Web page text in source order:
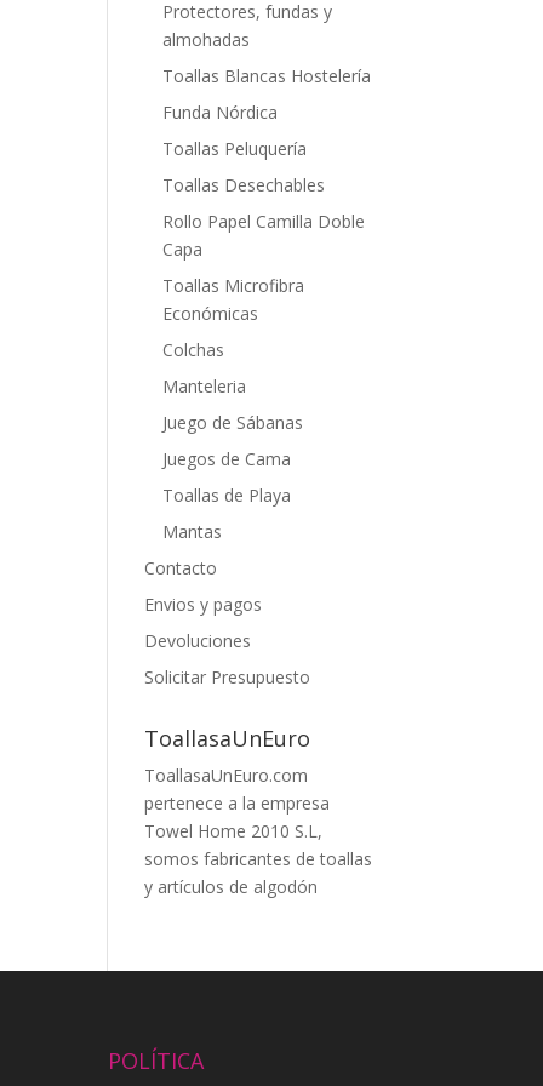
Protectores, fundas y
almohadas
Toallas Blancas Hostelería
Funda Nórdica
Toallas Peluquería
Toallas Desechables
Rollo Papel Camilla Doble
Capa
Toallas Microfibra
Económicas
Colchas
Manteleria
Juego de Sábanas
Juegos de Cama
Toallas de Playa
Mantas
Contacto
Envios y pagos
Devoluciones
Solicitar Presupuesto
ToallasaUnEuro
ToallasaUnEuro.com
pertenece a la empresa
Towel Home 2010 S.L,
somos fabricantes de toallas
y artículos de algodón
POLÍTICA